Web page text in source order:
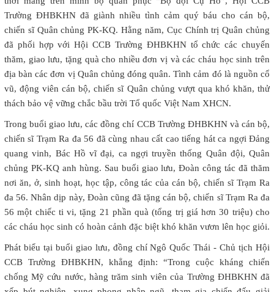
Trường ĐHBKHN đã giành nhiều tình cảm quý báu cho cán bộ,
chiến sĩ Quân chủng PK-KQ. Hằng năm, Cục Chính trị Quân chủng
đã phối hợp với Hội CCB Trường ĐHBKHN tổ chức các chuyến
thăm, giao lưu, tặng quà cho nhiều đơn vị và các cháu học sinh trên
địa bàn các đơn vị Quân chủng đóng quân. Tình cảm đó là nguồn cổ
vũ, động viên cán bộ, chiến sĩ Quân chủng vượt qua khó khăn, thử
thách bảo vệ vững chắc bầu trời Tổ quốc Việt Nam XHCN.
Trong buổi giao lưu, các đồng chí CCB Trường ĐHBKHN và cán bộ,
chiến sĩ Trạm Ra đa 56 đã cùng nhau cất cao tiếng hát ca ngợi Đảng
quang vinh, Bác Hồ vĩ đại, ca ngợi truyền thống Quân đội, Quân
chủng PK-KQ anh hùng. Sau buổi giao lưu, Đoàn công tác đã thăm
nơi ăn, ở, sinh hoạt, học tập, công tác của cán bộ, chiến sĩ Trạm Ra
đa 56. Nhân dịp này, Đoàn cũng đã tặng cán bộ, chiến sĩ Trạm Ra đa
56 một chiếc ti vi, tặng 21 phần quà (tổng trị giá hơn 30 triệu) cho
các cháu học sinh có hoàn cảnh đặc biệt khó khăn vươn lên học giỏi.
Phát biểu tại buổi giao lưu, đồng chí Ngô Quốc Thái - Chủ tịch Hội
CCB Trường ĐHBKHN, khẳng định: “Trong cuộc kháng chiến
chống Mỹ cứu nước, hàng trăm sinh viên của Trường ĐHBKHN đã